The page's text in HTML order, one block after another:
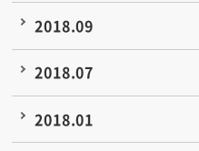
2018.09
2018.07
2018.01